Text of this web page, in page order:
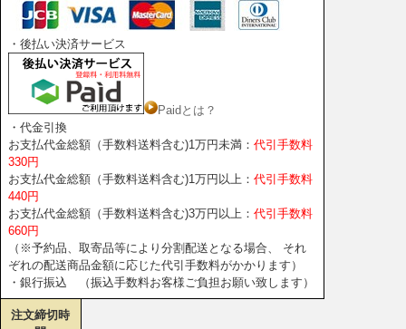
・後払い決済サービス
Paidとは？
・代金引換
お支払代金総額（手数料送料含む)1万円未満： 代引手数料
330円
お支払代金総額（手数料送料含む)1万円以上： 代引手数料
440円
お支払代金総額（手数料送料含む)3万円以上： 代引手数料
660円
（※予約品、取寄品等により分割配送となる場合、 それ
ぞれの配送商品金額に応じた代引手数料がかかります）
・銀行振込 （振込手数料お客様ご負担お願い致します）
注文締切時